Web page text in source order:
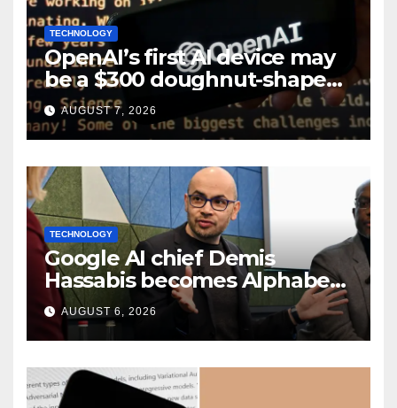
TECHNOLOGY
OpenAI’s first AI device may
be a $300 doughnut-shaped
smart speaker: Report
AUGUST 7, 2026
TECHNOLOGY
Google AI chief Demis
Hassabis becomes Alphabet
chief scientist in leadership
shakeup
AUGUST 6, 2026